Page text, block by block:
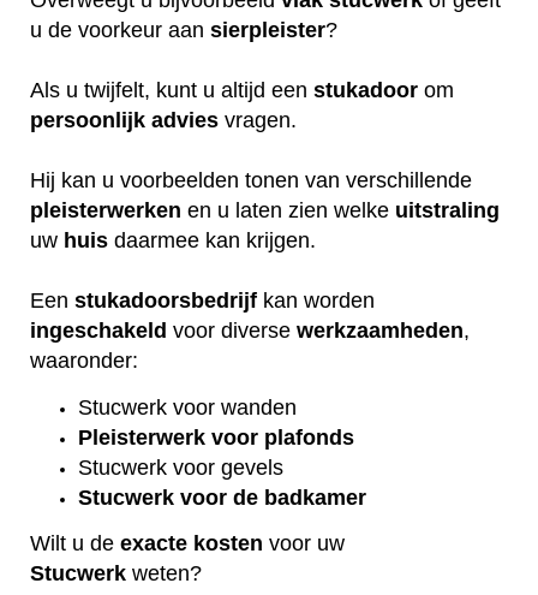
u de voorkeur aan sierpleister?
Als u twijfelt, kunt u altijd een stukadoor om
persoonlijk advies vragen.
Hij kan u voorbeelden tonen van verschillende
pleisterwerken en u laten zien welke uitstraling
uw huis daarmee kan krijgen.
Een stukadoorsbedrijf kan worden
ingeschakeld voor diverse werkzaamheden,
waaronder:
Stucwerk voor wanden
Pleisterwerk voor plafonds
Stucwerk voor gevels
Stucwerk voor de badkamer
Wilt u de exacte kosten voor uw
Stucwerk weten?